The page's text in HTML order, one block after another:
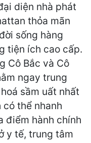
diện nhà phát
thỏa mãn
sống hàng
tiện ích cao cấp.
Cô Bắc và Cô
ngay trung
sầm uất nhất
có thể nhanh
điểm hành chính
y tế, trung tâm